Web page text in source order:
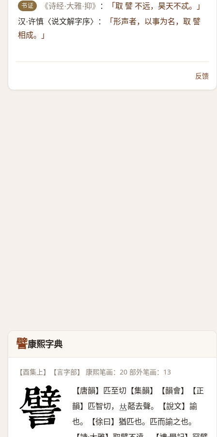
书证 《诗经·大雅·抑》 ：
「取 譬 不远，昊天不忒。」
汉·许慎〈说文解字序〉：
「形声者，以事为名，取 譬
相成。」
反馈
譬康熙字典
【酉集上】【言字部】 康熙笔画：20 部外笔画：13
【唐韻】匹至切【集韻】【韻會】【正
韻】匹智切， 𠀤嚭去聲。【說文】諭
也。【徐曰】猶匹也。匹而諭之也。